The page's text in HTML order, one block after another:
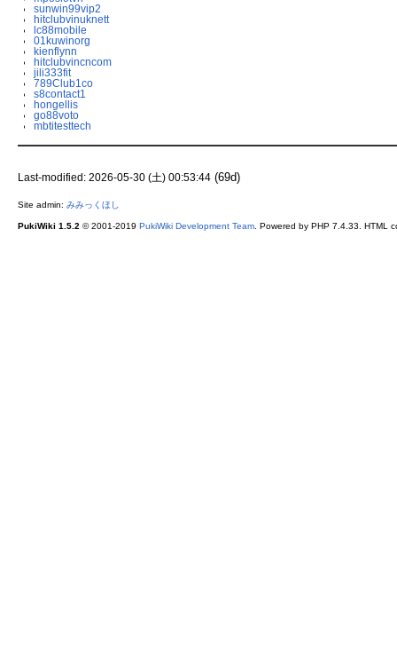
sunwin99vip2
hitclubvinuknett
lc88mobile
01kuwinorg
kienflynn
hitclubvincncom
jili333fit
789Club1co
s8contact1
hongellis
go88voto
mbtitesttech
Last-modified: 2026-05-30 (土) 00:53:44(69d)
Site admin: みみっくほし
PukiWiki 1.5.2 © 2001-2019 PukiWiki Development Team. Powered by PHP 7.4.33. HTML